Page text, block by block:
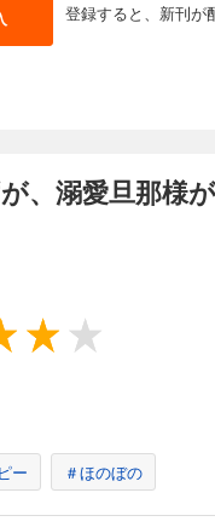
登録すると、新刊が
、溺愛旦那様
ー ＃ほのぼの